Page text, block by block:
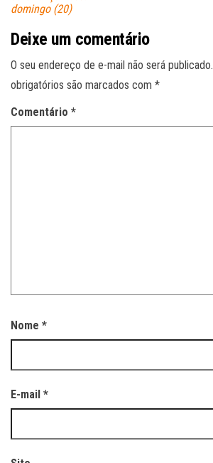
domingo (20)
Deixe um comentário
O seu endereço de e-mail não será publicado.
obrigatórios são marcados com *
Comentário *
Nome *
E-mail *